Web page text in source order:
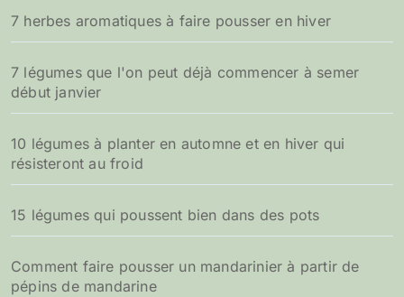
:7 herbes aromatiques à faire pousser en hiver
7 légumes que l'on peut déjà commencer à semer
début janvier
10 légumes à planter en automne et en hiver qui
résisteront au froid
15 légumes qui poussent bien dans des pots
Comment faire pousser un mandarinier à partir de
pépins de mandarine